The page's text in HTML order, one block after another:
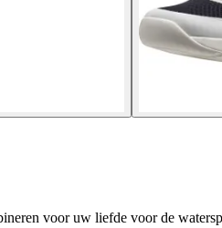
voor uw liefde voor de